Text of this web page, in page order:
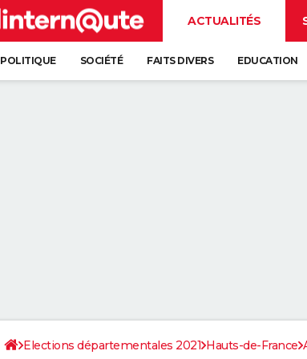
ACTUALITÉS
POLITIQUE SOCIÉTÉ FAITS DIVERS EDUCATION
Elections départementales 2021 Hauts-de-France